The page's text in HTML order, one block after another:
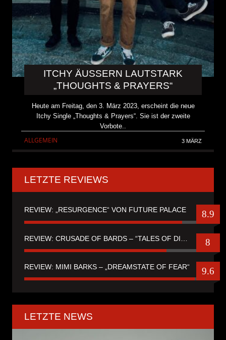
ITCHY ÄUSSERN LAUTSTARK „
THOUGHTS & PRAYERS“
Heute am Freitag, den 3. März 2023, erscheint die neue
Itchy Single „Thoughts & Prayers“. Sie ist der zweite
Vorbote..
ALLGEMEIN 3 MÄRZ
LETZTE REVIEWS
REVIEW: „RESURGENCE“ VON FUTURE PALACE 8.9
8
REVIEW: MIMI BARKS – „DREAMSTATE OF FEAR“ 9.6
LETZTE NEWS